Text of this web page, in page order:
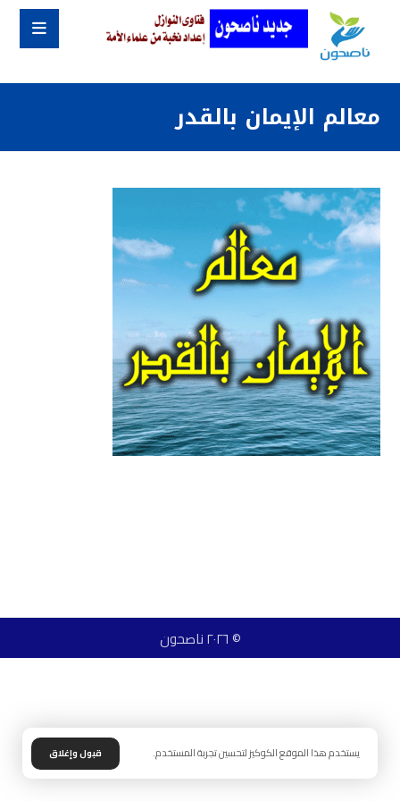
معالم الإيمان بالقدر
© ٢٠٢٦ ناصحون
يستخدم هذا الموقع الكوكيز لتحسين تجربة المستخدم. قبول وإغلاق